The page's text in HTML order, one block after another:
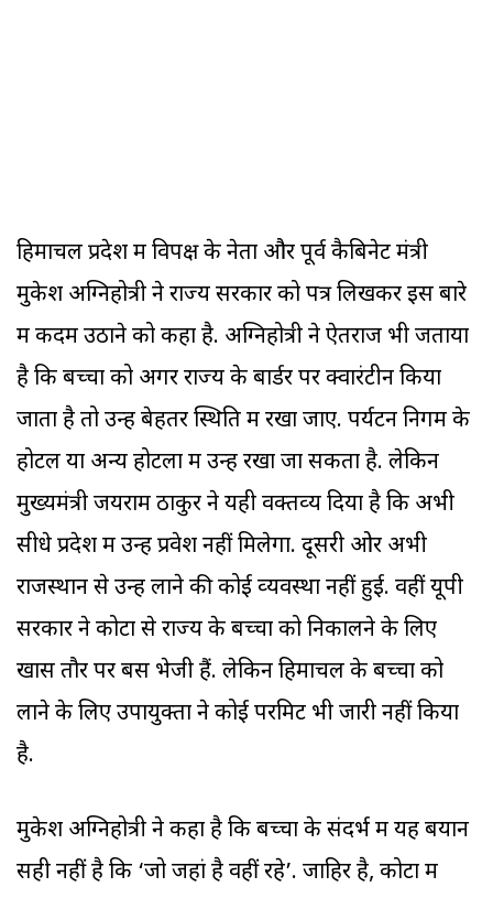
हिमाचल प्रदेश में विपक्ष के नेता और पूर्व कैबिनेट मंत्री
मुकेश अग्निहोत्री ने राज्‍य सरकार को पत्र लिखकर इस बारे
में कदम उठाने को कहा है. अग्निहोत्री ने ऐतराज भी जताया
है कि बच्‍चों को अगर राज्य के बार्डर पर क्वारंटीन किया
जाता है तो उन्‍हें बेहतर स्थिति में रखा जाए. पर्यटन निगम के
होटल या अन्‍य होटलों में उन्‍हें रखा जा सकता है. लेकिन
मुख्‍यमंत्री जयराम ठाकुर ने यही वक्‍तव्‍य दिया है कि अभी
सीधे प्रदेश में उन्‍हें प्रवेश नहीं मिलेगा. दूसरी ओर अभी
राजस्थान से उन्‍हें लाने की कोई व्‍यवस्‍था नहीं हुई. वहीं यूपी
सरकार ने कोटा से राज्‍य के बच्‍चों को निकालने के लिए
खास तौर पर बसें भेजी हैं. लेकिन हिमाचल के बच्‍चों को
लाने के लिए उपायुक्‍तों ने कोई परमिट भी जारी नहीं किया
है.
मुकेश अग्निहोत्री ने कहा है कि बच्‍चों के संदर्भ में यह बयान
सही नहीं है कि ‘जो जहां है वहीं रहे’. जाहिर है, कोटा में